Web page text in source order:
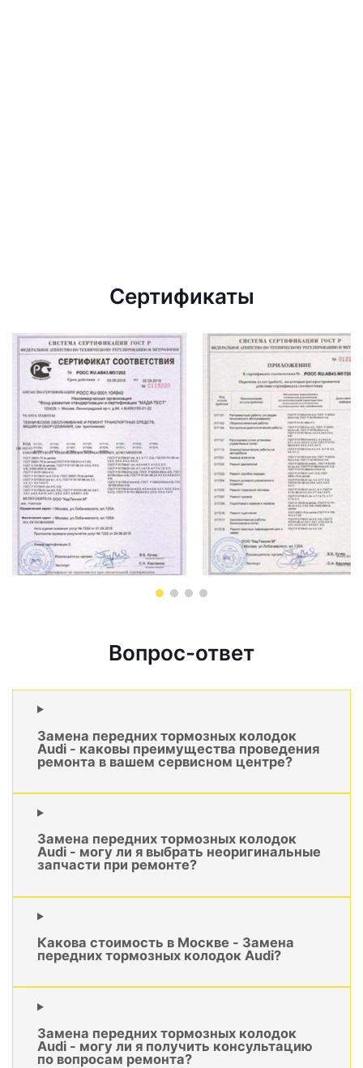
Сертификаты
Вопрос-ответ
Замена передних тормозных колодок
Audi - каковы преимущества проведения
ремонта в вашем сервисном центре?
Замена передних тормозных колодок
Audi - могу ли я выбрать неоригинальные
запчасти при ремонте?
Какова стоимость в Москве - Замена
передних тормозных колодок Audi?
Замена передних тормозных колодок
Audi - могу ли я получить консультацию
по вопросам ремонта?